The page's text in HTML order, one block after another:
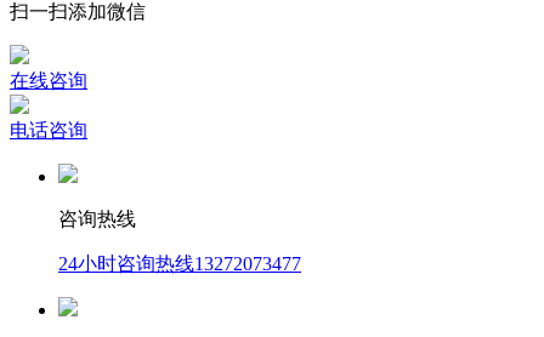
扫一扫添加微信
在线咨询
电话咨询
咨询热线
24小时咨询热线13272073477